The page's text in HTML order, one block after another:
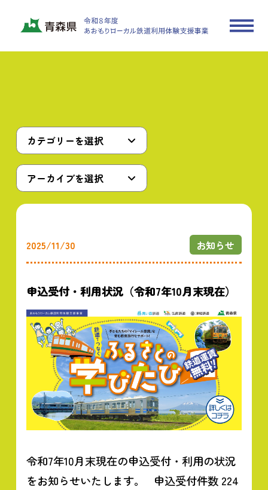
カテゴリーを選択
アーカイブを選択
2025/11/30 お知らせ
申込受付・利用状況（令和7年10月末現在）
令和7年10月末現在の申込受付・利用の状況
をお知らせいたします。 申込受付件数 224